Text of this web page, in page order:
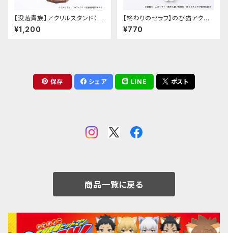
【没落貴族】アクリルスタンド（少
女ラードーン）
¥1,200
【終わりのセラフ】のび猫アクリ
ルキーホルダー（百夜優一郎）
¥770
保存 シェア LINE ポスト
商品一覧に戻る